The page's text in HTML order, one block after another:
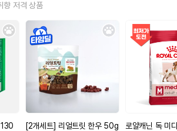
향 저격 상품
[2개세트] 리얼트릿 한우 50g
로얄캐닌 독 미